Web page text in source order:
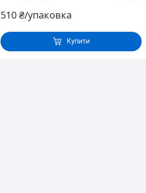
510 ₴/упаковка
Купити